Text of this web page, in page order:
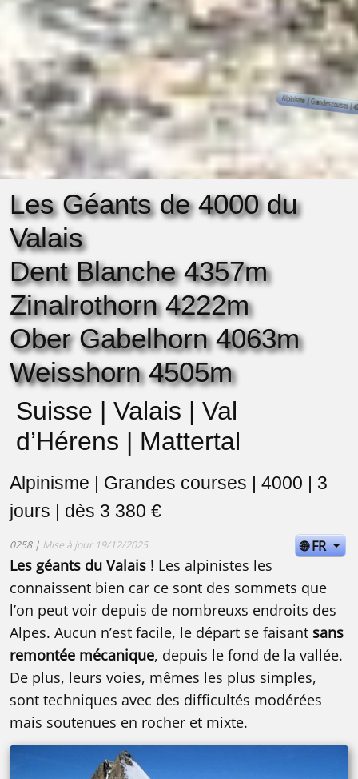
Les Géants de 4000 du
Valais
Dent Blanche 4357m
Zinalrothorn 4222m
Ober Gabelhorn 4063m
Weisshorn 4505m
Suisse | Valais | Val
d’Hérens | Mattertal
Alpinisme | Grandes courses | 4000 | 3
jours | dès 3 380 €
0258 | Mise à jour 19/12/2025 🌐 FR
Les géants du Valais ! Les alpinistes les
connaissent bien car ce sont des sommets que
l’on peut voir depuis de nombreuxs endroits des
Alpes. Aucun n’est facile, le départ se faisant sans
remontée mécanique, depuis le fond de la vallée.
De plus, leurs voies, mêmes les plus simples,
sont techniques avec des difficultés modérées
mais soutenues en rocher et mixte.